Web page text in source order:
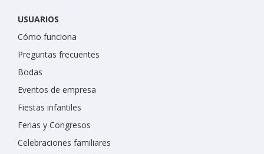
USUARIOS
Cómo funciona
Preguntas frecuentes
Bodas
Eventos de empresa
Fiestas infantiles
Ferias y Congresos
Celebraciones familiares